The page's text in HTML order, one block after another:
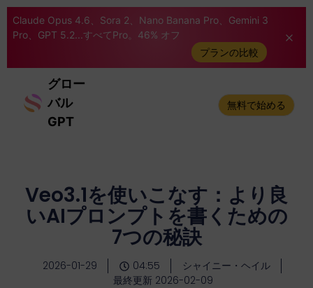
Claude Opus 4.6、Sora 2、Nano Banana Pro、Gemini 3
Pro、GPT 5.2...すべてPro。46% オフ
プランの比較
グロー
バル
GPT
無料で始める
Veo3.1を使いこなす：より良
いAIプロンプトを書くための
7つの秘訣
2026-01-29 04:55
シャイニー・ヘイル
最終更新 2026-02-09